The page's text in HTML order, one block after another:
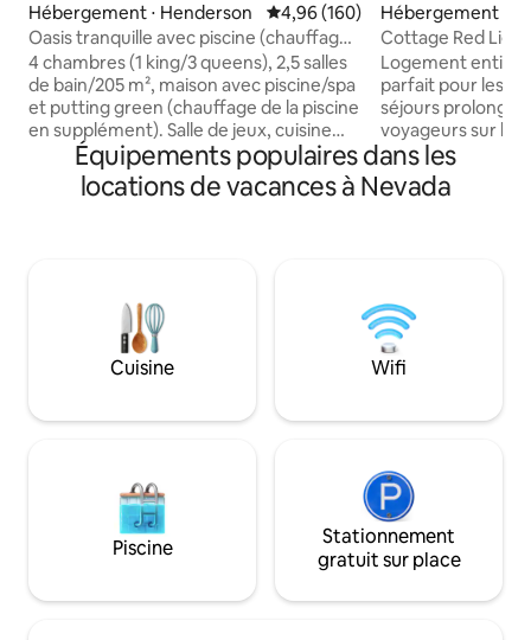
Hébergement ⋅ Henderson Évaluation moyenne sur la
4,96 (160)
Oasis tranquille avec piscine (chauffage
en supplément) spa/mini-golf.
4 chambres (1 king/3 queens), 2,5 salles
de bain/205 m², maison avec piscine/spa
et putting green (chauffage de la piscine
en supplément). Salle de jeux, cuisine
bien approvisionnée, salon avec
télévision intelligente de 60 pouces,
belle piscine chauffée et spa relaxant. La
City. L'espace extérieur comprend des
chaises longues sur la terrasse de la
piscine récemment resurfaçée, une
table extérieure avec des sièges/un coin
plus, consultez les détails.
Hébergement ⋅
Cottage Red Light
Logement entier,
parfait pour les
séjours
voyageurs sur la
jusqu'aux
aux parcs, aux
Northern Railway. Profitez d'une
pratique, avec
besoin pour
Située dans le
près d'un
commodité pour
Équipements populaires dans les
locations de vacances à Nevada
Cuisine Wifi
Piscine
Stationnement
gratuit sur place